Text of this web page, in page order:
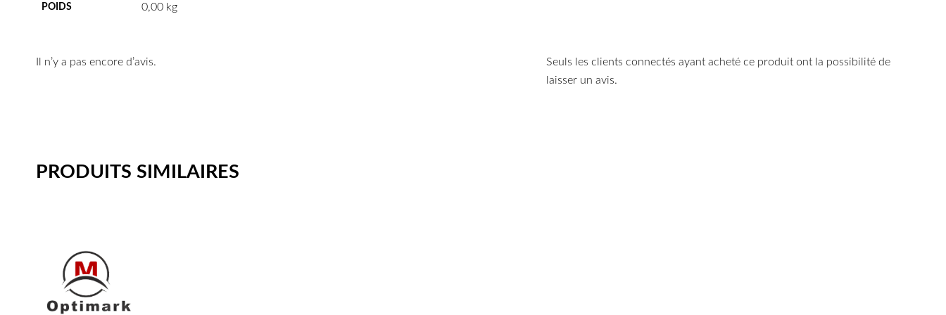
POIDS 0,00 kg
Il n’y a pas encore d’avis.
Seuls les clients connectés ayant acheté ce produit ont la possibilité de
laisser un avis.
PRODUITS SIMILAIRES